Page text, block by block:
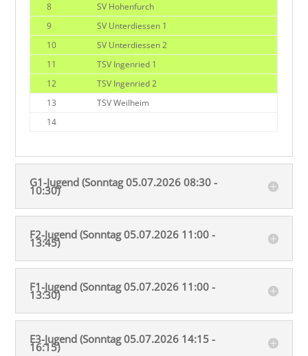
8
SV Hohenfurch
9
SV Unterdiessen 1
10
SV Unterdiessen 2
11
TSV Ingenried 1
12
TSV Ingenried 2
13
TSV Weilheim
14
G1-Jugend (Sonntag 05.07.2026 08:30 -
10:30)
F2-Jugend (Sonntag 05.07.2026 11:00 -
13:45)
F1-Jugend (Sonntag 05.07.2026 11:00 -
13:30)
E3-Jugend (Sonntag 05.07.2026 14:15 -
16:15)